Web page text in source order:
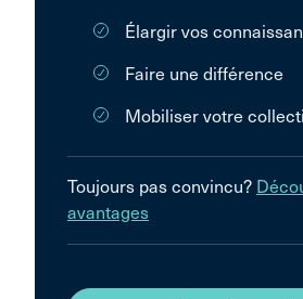
Élargir vos
Faire une différence
Mobiliser votre
Toujours pas convincu?
avantages